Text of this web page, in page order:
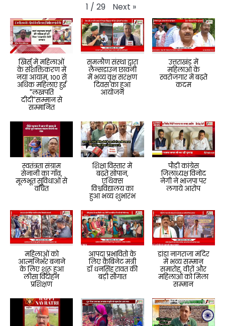
1 / 29 Next »
खिर्सु में महिलाओं
के सशक्तिकरण में
नया आयाम, 100 से
अधिक महिलाएं हुई
"लखपति
दीदी"सम्मान से
सम्मानित
समलौण संस्था द्वारा
लैन्सडाउन छावनी
में भव्य वृक्ष सरंक्षण
दिवस का हुआ
आयोजन
उत्तराखंड में
महिलाओं के
स्वरोजगार में बढ़ते
कदम
स्वतंत्रता संग्राम
सेनानी का गाँव,
मूलभूत सुविधाओं से
वंचित
शिक्षा विस्तार में
बढ़ते सोपान,
एथिक्स
विश्वविद्यालय का
हुआ भव्य शुभारंभ
पौड़ी कांग्रेस
जिलाध्यक्ष विनोद
नेगी ने भाजपा पर
लगाये आरोप
महिलाओं को
आत्मनिर्भर बनाने
के लिए शुरू हुआ
लीसा विदोहन
प्रशिक्षण
आपदा प्रभावितो के
लिए कैबिनेट मंत्री
डॉ धनसिंह रावत की
बड़ी सौगात
डांडा नागराजा मंदिर
में भव्य सम्मान
समारोह, वीरों और
महिलाओं को मिला
सम्मान